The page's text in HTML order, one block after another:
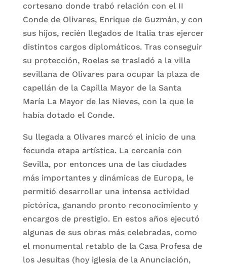
cortesano donde trabó relación con el II
Conde de Olivares, Enrique de Guzmán, y con
sus hijos, recién llegados de Italia tras ejercer
distintos cargos diplomáticos. Tras conseguir
su protección, Roelas se trasladó a la villa
sevillana de Olivares para ocupar la plaza de
capellán de la Capilla Mayor de la Santa
María La Mayor de las Nieves, con la que le
había dotado el Conde.
Su llegada a Olivares marcó el inicio de una
fecunda etapa artística. La cercanía con
Sevilla, por entonces una de las ciudades
más importantes y dinámicas de Europa, le
permitió desarrollar una intensa actividad
pictórica, ganando pronto reconocimiento y
encargos de prestigio. En estos años ejecutó
algunas de sus obras más celebradas, como
el monumental retablo de la Casa Profesa de
los Jesuitas (hoy iglesia de la Anunciación,